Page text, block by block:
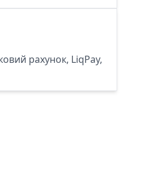
рахунок, LiqPay,